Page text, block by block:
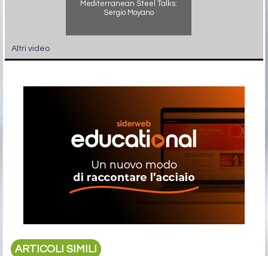
Mediterranean Steel Talks:
Sergio Moyano
Altri video
ARTICOLI SIMILI